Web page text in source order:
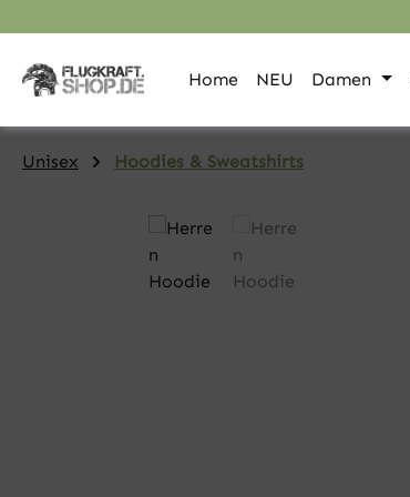
Home NEU Damen
Unisex Hoodies & Sweatshirts
Bildergalerie überspringen